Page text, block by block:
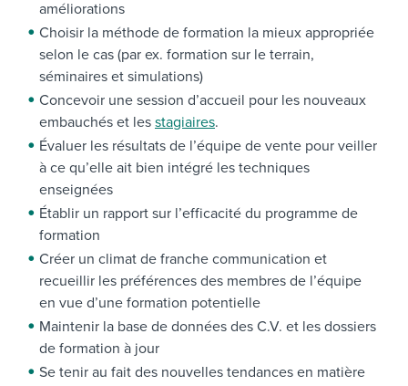
améliorations
Choisir la méthode de formation la mieux appropriée
selon le cas (par ex. formation sur le terrain,
séminaires et simulations)
Concevoir une session d’accueil pour les nouveaux
embauchés et les stagiaires.
Évaluer les résultats de l’équipe de vente pour veiller
à ce qu’elle ait bien intégré les techniques
enseignées
Établir un rapport sur l’efficacité du programme de
formation
Créer un climat de franche communication et
recueillir les préférences des membres de l’équipe
en vue d’une formation potentielle
Maintenir la base de données des C.V. et les dossiers
de formation à jour
Se tenir au fait des nouvelles tendances en matière